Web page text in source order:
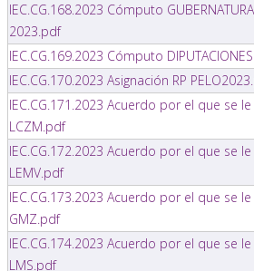
IEC.CG.168.2023 Cómputo
2023.pdf
IEC.CG.169.2023 Cómputo
IEC.CG.170.2023 Asignación RP
IEC.CG.171.2023 Acuerdo por el que se
LCZM.pdf
IEC.CG.172.2023 Acuerdo por el que se
LEMV.pdf
IEC.CG.173.2023 Acuerdo por el que se
GMZ.pdf
IEC.CG.174.2023 Acuerdo por el que se
LMS.pdf